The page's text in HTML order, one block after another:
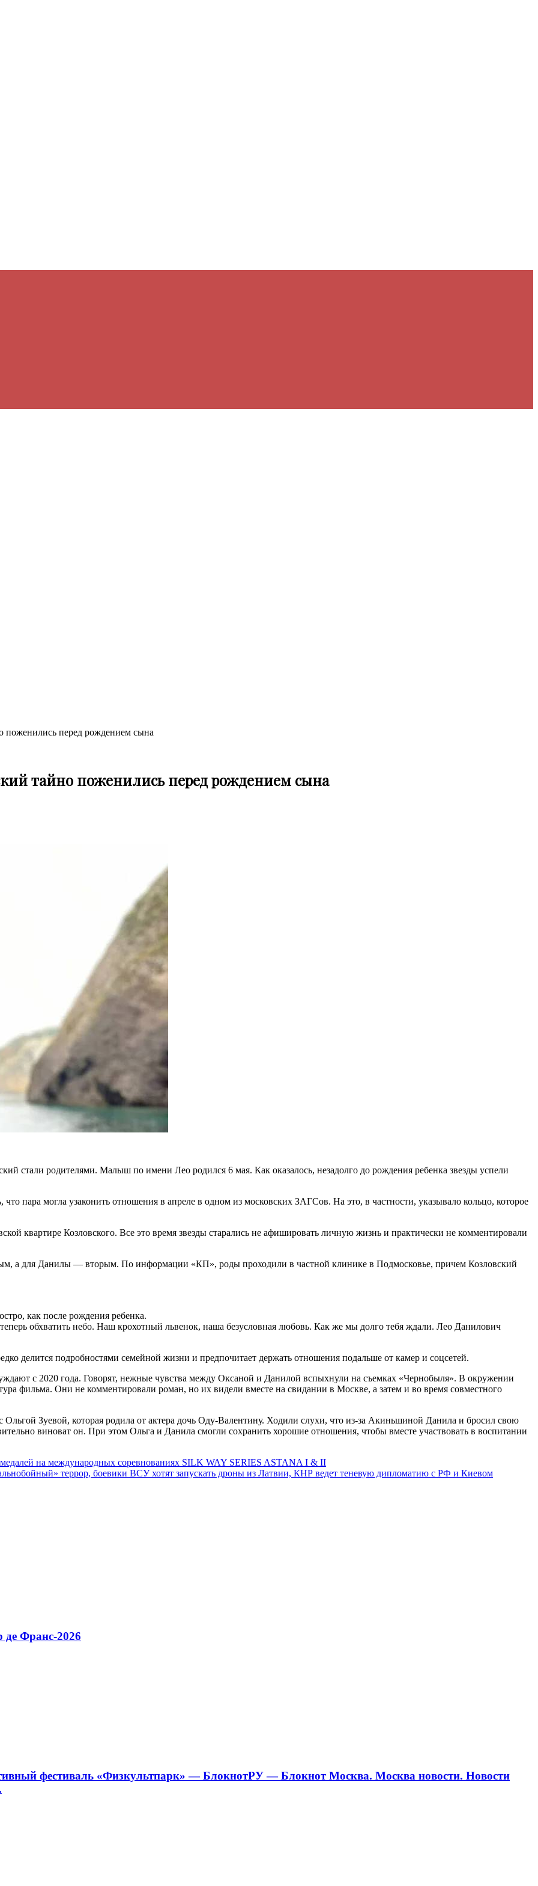
перед рождением сына
тайно поженились перед рождением сына
стали родителями. Малыш по имени Лео родился 6 мая. Как оказалось, незадолго до рождения ребенка звезды успели
пара могла узаконить отношения в апреле в одном из московских ЗАГСов. На это, в частности, указывало кольцо, которое
квартире Козловского. Все это время звезды старались не афишировать личную жизнь и практически не комментировали
а для Данилы — вторым. По информации «КП», роды проходили в частной клинике в Подмосковье, причем Козловский
как после рождения ребенка.
обхватить небо. Наш крохотный львенок, наша безусловная любовь. Как же мы долго тебя ждали. Лео Данилович
делится подробностями семейной жизни и предпочитает держать отношения подальше от камер и соцсетей.
с 2020 года. Говорят, нежные чувства между Оксаной и Данилой вспыхнули на съемках «Чернобыля». В окружении
фильма. Они не комментировали роман, но их видели вместе на свидании в Москве, а затем и во время совместного
Зуевой, которая родила от актера дочь Оду-Валентину. Ходили слухи, что из-за Акиньшиной Данила и бросил свою
виноват он. При этом Ольга и Данила смогли сохранить хорошие отношения, чтобы вместе участвовать в воспитании
на международных соревнованиях SILK WAY SERIES ASTANA I & II
террор, боевики ВСУ хотят запускать дроны из Латвии, КНР ведет теневую дипломатию с РФ и Киевом
Франс-2026
фестиваль «Физкультпарк» — БлокнотРУ — Блокнот Москва. Москва новости. Новости